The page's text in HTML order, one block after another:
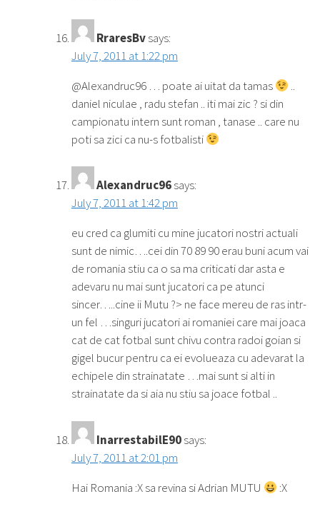
RraresBvsays:
July 7, 2011 at 1:22 pm
@Alexandruc96 … poate ai uitat da tamas
..
daniel niculae , radu stefan .. iti mai zic ? si din
campionatu intern sunt roman , tanase .. care nu
poti sa zici ca nu-s fotbalisti
Alexandruc96says:
July 7, 2011 at 1:42 pm
eu cred ca glumiti cu mine jucatori nostri actuali
sunt de nimic….cei din 70 89 90 erau buni acum vai
de romania stiu ca o sa ma criticati dar asta e
adevaru nu mai sunt jucatori ca pe atunci
sincer…..cine ii Mutu ?> ne face mereu de ras intr-
un fel …singuri jucatori ai romaniei care mai joaca
cat de cat fotbal sunt chivu contra radoi goian si
gigel bucur pentru ca ei evolueaza cu adevarat la
echipele din strainatate …mai sunt si alti in
strainatate da si aia nu stiu sa joace fotbal ..
InarrestabilE90says:
July 7, 2011 at 2:01 pm
Hai Romania :X sa revina si Adrian MUTU
:X